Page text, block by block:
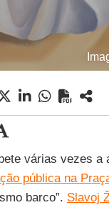
várias vezes a
pública na
barco”. Slavoj